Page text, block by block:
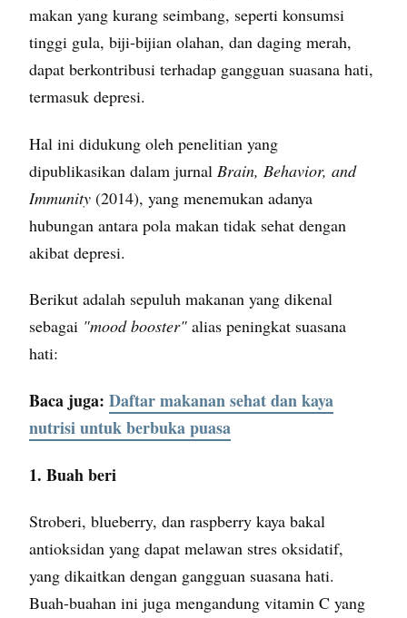
makan yang kurang seimbang, seperti konsumsi
tinggi gula, biji-bijian olahan, dan daging merah,
dapat berkontribusi terhadap gangguan suasana hati,
termasuk depresi.
Hal ini didukung oleh penelitian yang
dipublikasikan dalam jurnal Brain, Behavior, and
Immunity (2014), yang menemukan adanya
hubungan antara pola makan tidak sehat dengan
akibat depresi.
Berikut adalah sepuluh makanan yang dikenal
sebagai "mood booster" alias peningkat suasana
hati:
Baca juga: Daftar makanan sehat dan kaya
nutrisi untuk berbuka puasa
1. Buah beri
Stroberi, blueberry, dan raspberry kaya bakal
antioksidan yang dapat melawan stres oksidatif,
yang dikaitkan dengan gangguan suasana hati.
Buah-buahan ini juga mengandung vitamin C yang